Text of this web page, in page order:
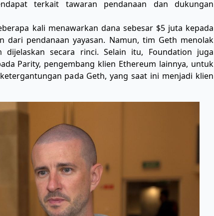
terkait tawaran pendanaan dan dukungan
kali menawarkan dana sebesar $5 juta kepada
pendanaan yayasan. Namun, tim Geth menolak
secara rinci. Selain itu, Foundation juga
Parity, pengembang klien Ethereum lainnya, untuk
pada Geth, yang saat ini menjadi klien